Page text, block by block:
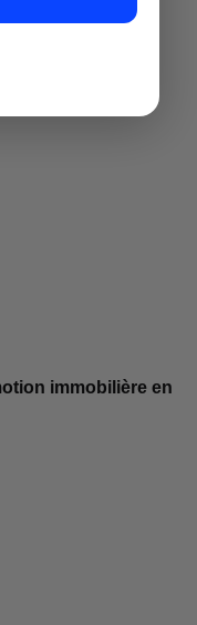
immobilière en